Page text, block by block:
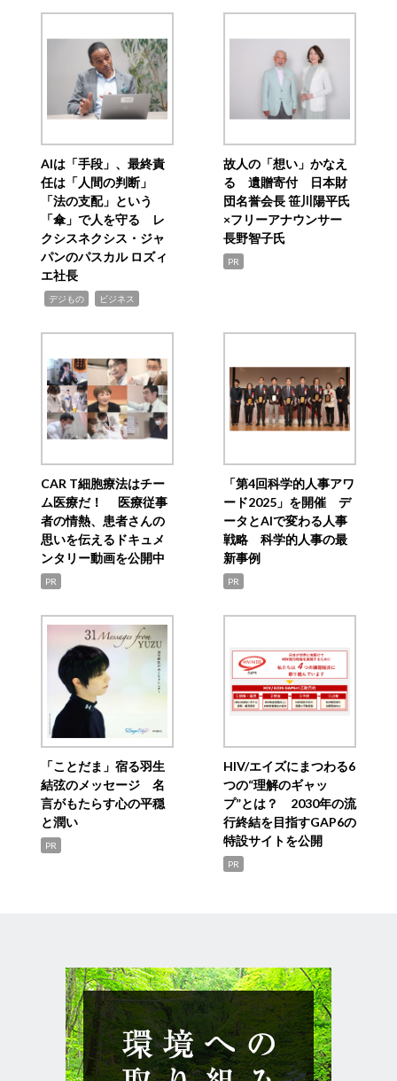
AIは「手段」、最終責
任は「人間の判断」
「法の支配」という
「傘」で人を守る レ
クシスネクシス・ジャ
パンのパスカル ロズィ
エ社長
デジもの ビジネス
故人の「想い」かなえ
る 遺贈寄付 日本財
団名誉会長 笹川陽平氏
×フリーアナウンサー
長野智子氏
PR
CAR T細胞療法はチー
ム医療だ！ 医療従事
者の情熱、患者さんの
思いを伝えるドキュメ
ンタリー動画を公開中
PR
「第4回科学的人事アワ
ード2025」を開催 デ
ータとAIで変わる人事
戦略 科学的人事の最
新事例
PR
「ことだま」宿る羽生
結弦のメッセージ 名
言がもたらす心の平穏
と潤い
PR
HIV/エイズにまつわる6
つの“理解のギャッ
プ”とは？ 2030年の流
行終結を目指すGAP6の
特設サイトを公開
PR